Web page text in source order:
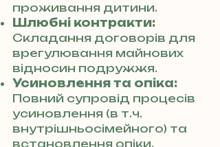
проживання дитини.
Шлюбні контракти:
Складання договорів для
врегулювання майнових
відносин подружжя.
Усиновлення та опіка:
Повний супровід процесів
усиновлення (в т.ч.
внутрішньосімейного) та
встановлення опіки.